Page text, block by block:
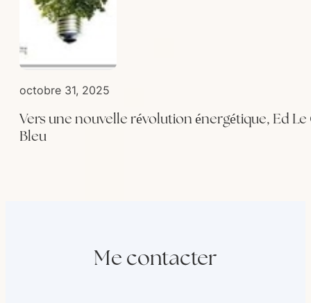
octobre 31, 2025
Vers une nouvelle révolution énergétique, Ed
Bleu
Me contacter